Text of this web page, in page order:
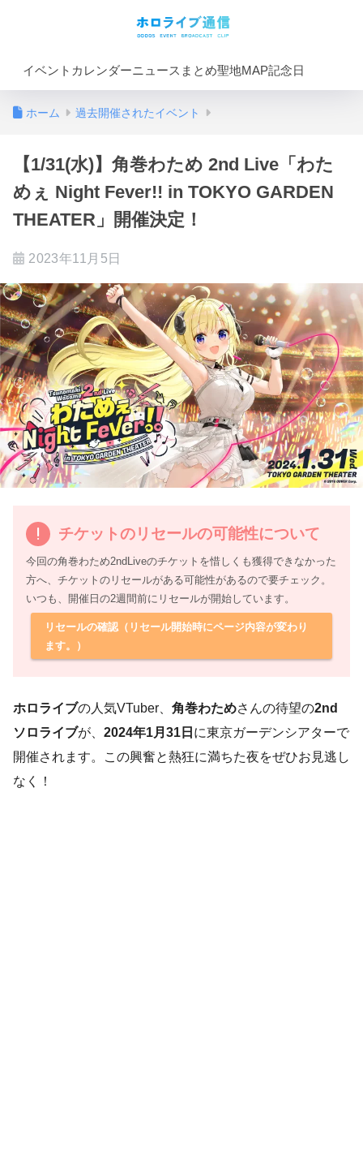
イベントカレンダーニュースまとめ聖地MAP記念日
ホーム 過去開催されたイベント
【1/31(水)】角巻わため 2nd Live「わた
めぇ Night Fever!! in TOKYO GARDEN
THEATER」開催決定！
2023年11月5日
チケットのリセールの可能性について
今回の角巻わため2ndLiveのチケットを惜しくも獲得できなかった
方へ、チケットのリセールがある可能性があるので要チェック。
いつも、開催日の2週間前にリセールが開始しています。
リセールの確認（リセール開始時にページ内容が変わり
ます。）
ホロライブの人気VTuber、 角巻わためさんの待望の2nd
ソロライブが、 2024年1月31日 に東京ガーデンシアターで
開催されます。この興奮と熱狂に満ちた夜をぜひお見逃し
なく！